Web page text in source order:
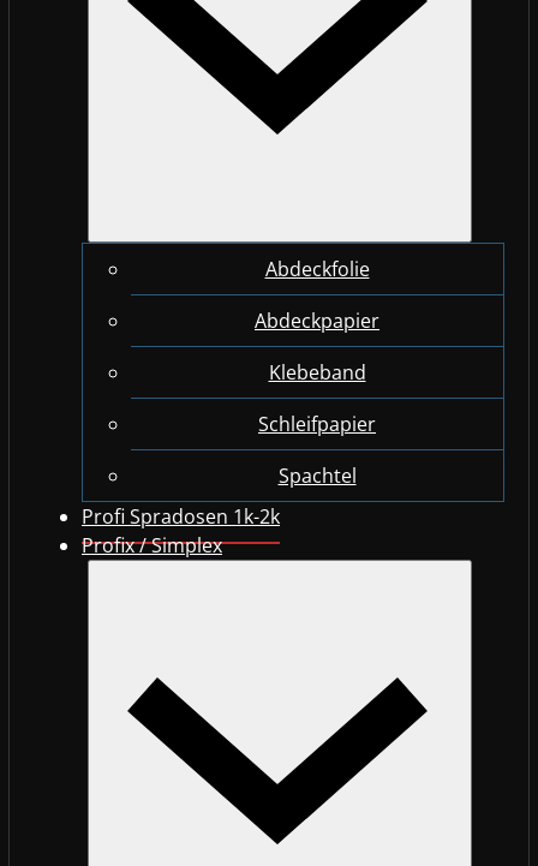
Abdeckfolie
Abdeckpapier
Klebeband
Schleifpapier
Spachtel
Profi Spradosen 1k-2k
Profix / Simplex